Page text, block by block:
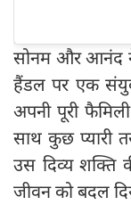
सोनम और आनंद ने
हैंडल पर एक
अपनी पूरी
साथ कुछ प्यारी
उस दिव्य शक्ति
जीवन को बदल